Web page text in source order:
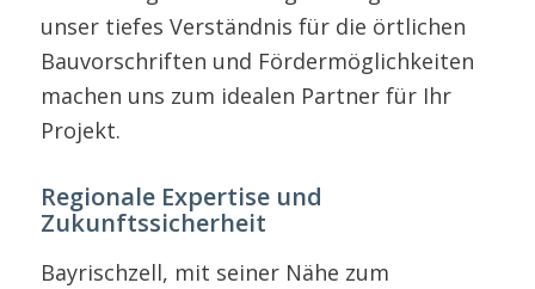
unser tiefes Verständnis für die örtlichen
Bauvorschriften und Fördermöglichkeiten
machen uns zum idealen Partner für Ihr
Projekt.
Regionale Expertise und
Zukunftssicherheit
Bayrischzell, mit seiner Nähe zum